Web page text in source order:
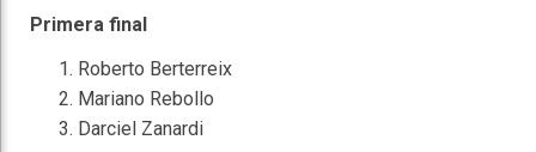
Primera final
Roberto Berterreix
Mariano Rebollo
Darciel Zanardi